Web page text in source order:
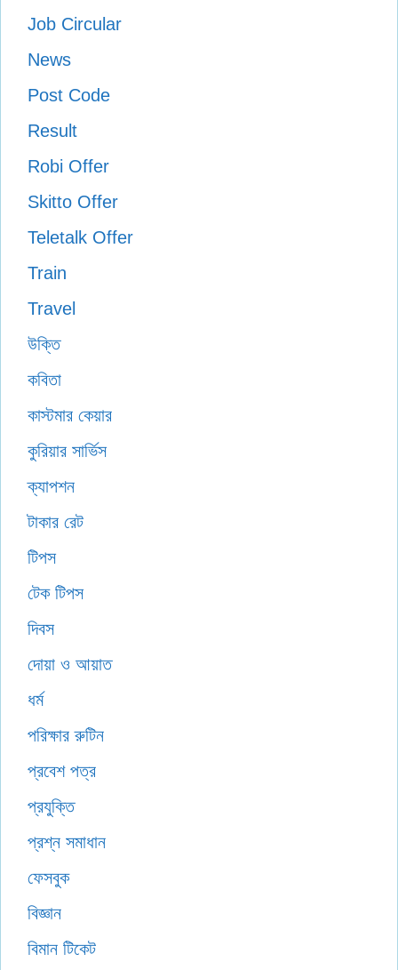
Job Circular
News
Post Code
Result
Robi Offer
Skitto Offer
Teletalk Offer
Train
Travel
উক্তি
কবিতা
কাস্টমার কেয়ার
কুরিয়ার সার্ভিস
ক্যাপশন
টাকার রেট
টিপস
টেক টিপস
দিবস
দোয়া ও আয়াত
ধর্ম
পরিক্ষার রুটিন
প্রবেশ পত্র
প্রযুক্তি
প্রশ্ন সমাধান
ফেসবুক
বিজ্ঞান
বিমান টিকেট